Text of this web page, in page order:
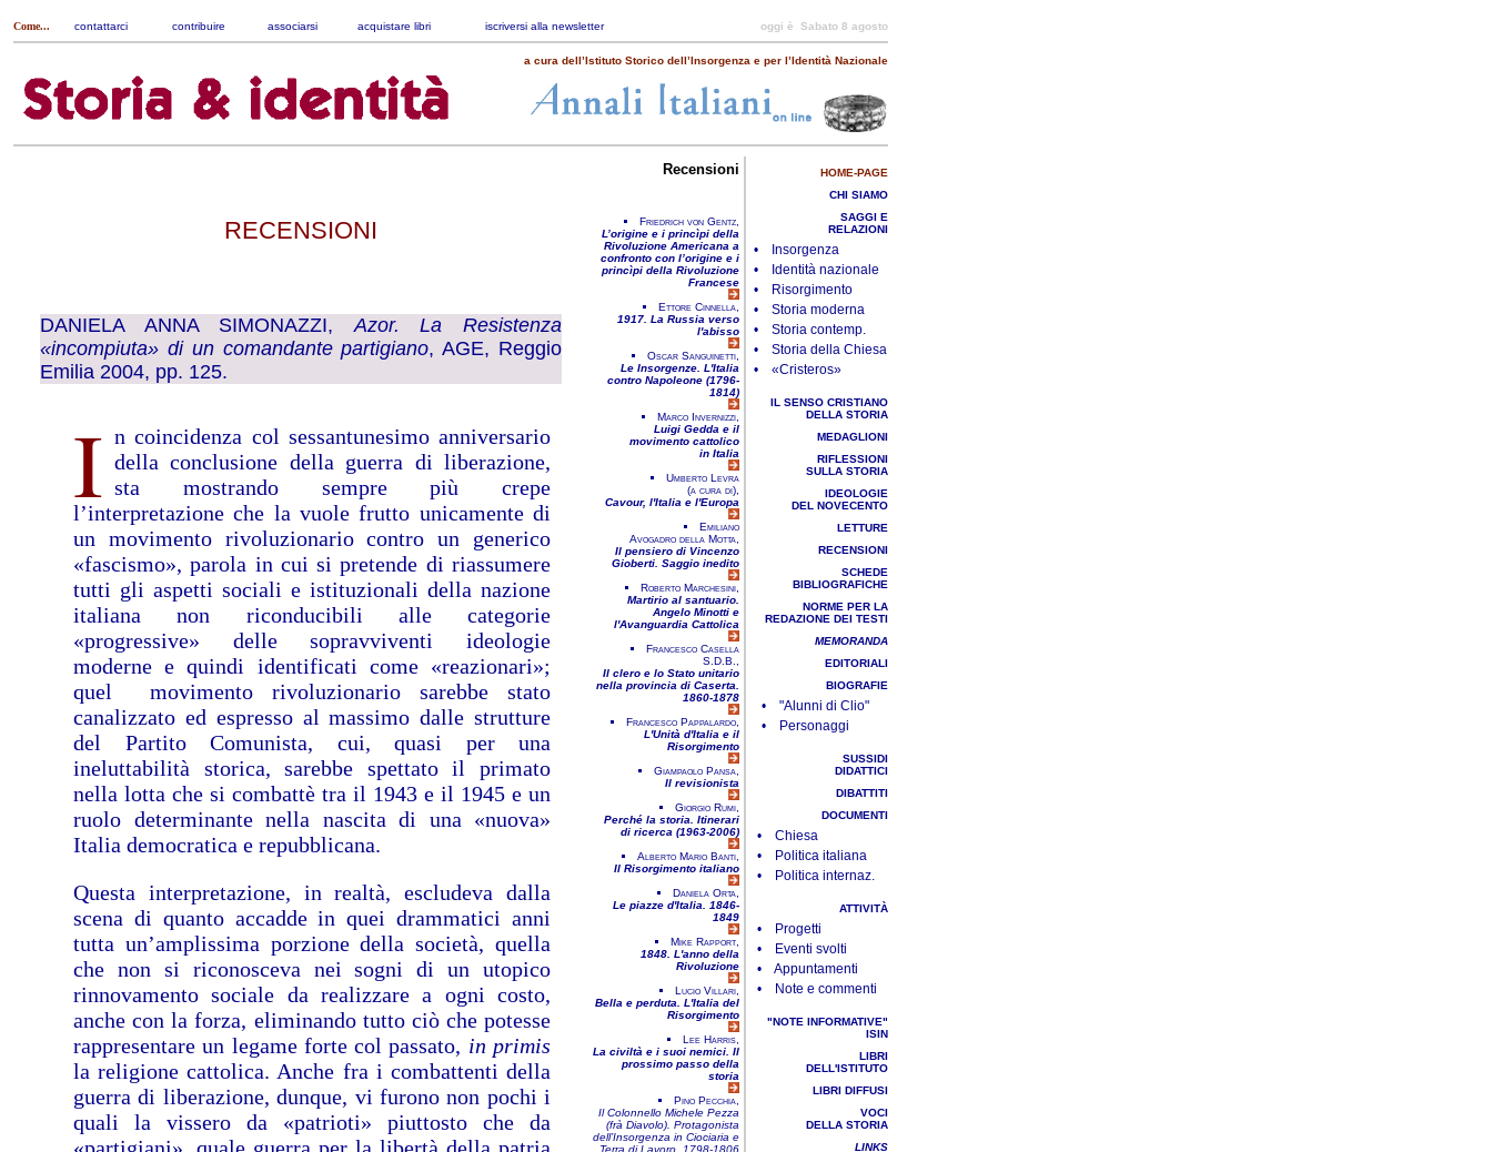
Come... contattarci contribuire associarsi acquistare libri iscriversi alla newsletter oggi è Sabato 8 agosto
a cura dell’Istituto Storico dell’Insorgenza e per l’Identità Nazionale
RECENSIONI
DANIELA ANNA SIMONAZZI,Azor. La Resistenza
«incompiuta» di un comandante partigiano, AGE, Reggio
Emilia 2004, pp. 125.
I n coincidenza col sessantunesimo anniversario
della conclusione della guerra di liberazione,
sta mostrando sempre più crepe
l’interpretazione che la vuole frutto unicamente di
un movimento rivoluzionario contro un generico
«fascismo», parola in cui si pretende di riassumere
tutti gli aspetti sociali e istituzionali della nazione
italiana non riconducibili alle categorie
«progressive» delle sopravviventi ideologie
moderne e quindi identificati come «reazionari»;
quel movimento rivoluzionario sarebbe stato
canalizzato ed espresso al massimo dalle strutture
del Partito Comunista, cui, quasi per una
ineluttabilità storica, sarebbe spettato il primato
nella lotta che si combattè tra il 1943 e il 1945 e un
ruolo determinante nella nascita di una «nuova»
Italia democratica e repubblicana.
Questa interpretazione, in realtà, escludeva dalla
scena di quanto accadde in quei drammatici anni
tutta un’amplissima porzione della società, quella
che non si riconosceva nei sogni di un utopico
rinnovamento sociale da realizzare a ogni costo,
anche con la forza, eliminando tutto ciò che potesse
rappresentare un legame forte col passato, in primis
la religione cattolica. Anche fra i combattenti della
guerra di liberazione, dunque, vi furono non pochi i
quali la vissero da «patrioti» piuttosto che da
Recensioni
Friedrich von Gentz,
L’origine e i princìpi della
Rivoluzione Americana a
confronto con l’origine e i
princìpi della Rivoluzione
Francese
Ettore Cinnella,
1917. La Russia verso
l'abisso
Oscar Sanguinetti,
Le Insorgenze. L'Italia
contro Napoleone (1796-
1814)
Marco Invernizzi,
Luigi Gedda e il
movimento cattolico
in Italia
Umberto Levra
(a cura di),
Cavour, l'Italia e l'Europa
Emiliano
Avogadro della Motta,
Il pensiero di Vincenzo
Gioberti. Saggio inedito
Roberto Marchesini,
Martirio al santuario.
Angelo Minotti e
l'Avanguardia Cattolica
Francesco Casella
S.D.B.,
Il clero e lo Stato unitario
nella provincia di Caserta.
1860-1878
Francesco Pappalardo,
L'Unità d'Italia e il
Risorgimento
Giampaolo Pansa,
Il revisionista
Giorgio Rumi,
Perché la storia. Itinerari
di ricerca (1963-2006)
Alberto Mario Banti,
Il Risorgimento italiano
Daniela Orta,
Le piazze d'Italia. 1846-
1849
Mike Rapport,
1848. L'anno della
Rivoluzione
Lucio Villari,
Bella e perduta. L'Italia del
Risorgimento
Lee Harris,
La civiltà e i suoi nemici. Il
prossimo passo della
storia
Pino Pecchia,
Il Colonnello Michele Pezza
(frà Diavolo). Protagonista
dell’Insorgenza in Ciociaria e
Terra di Lavoro. 1798-1806
HOME-PAGE
CHI SIAMO
SAGGI E
RELAZIONI
• Insorgenza
• Identità nazionale
• Risorgimento
• Storia moderna
• Storia contemp.
• Storia della Chiesa
• «Cristeros»
IL SENSO CRISTIANO
DELLA STORIA
MEDAGLIONI
RIFLESSIONI
SULLA STORIA
IDEOLOGIE
DEL NOVECENTO
LETTURE
RECENSIONI
SCHEDE
BIBLIOGRAFICHE
NORME PER LA
REDAZIONE DEI TESTI
MEMORANDA
EDITORIALI
BIOGRAFIE
• "Alunni di Clio"
• Personaggi
SUSSIDI
DIDATTICI
DIBATTITI
DOCUMENTI
• Chiesa
• Politica italiana
• Politica internaz.
ATTIVITÀ
• Progetti
• Eventi svolti
• Appuntamenti
• Note e commenti
"NOTE INFORMATIVE"
ISIN
LIBRI
DELL'ISTITUTO
LIBRI DIFFUSI
VOCI
DELLA STORIA
LINKS